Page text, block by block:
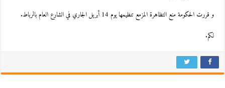
و قررت الحكومة منع التظاهرة المزمع تنظيمها يوم 14 أبريل الجاري في الشارع العام بالرباط.
لكم.